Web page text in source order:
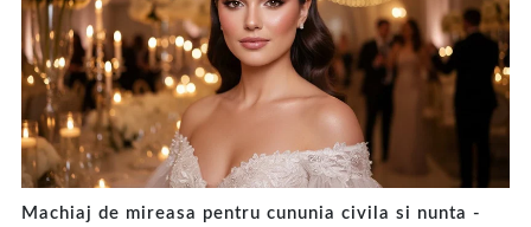
Machiaj de mireasa pentru cununia civila si nunta -